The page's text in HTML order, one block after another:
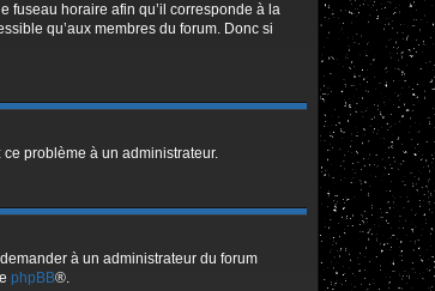
fuseau horaire afin qu’il corresponde à la
qu’aux membres du forum. Donc si
problème à un administrateur.
à un administrateur du forum
phpBB®.